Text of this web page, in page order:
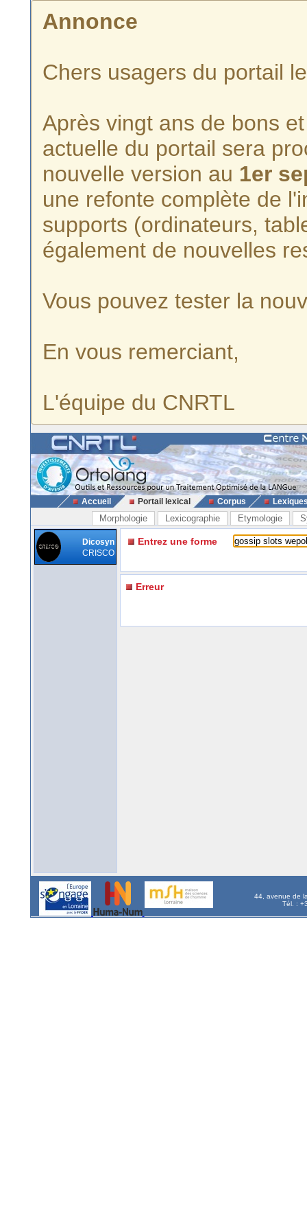
Annonce
Chers usagers du portail
Après vingt ans de bons
actuelle du portail sera
nouvelle version au 1er
une refonte complète de
supports (ordinateurs,
également de nouvelles
Vous pouvez tester la
En vous remerciant,
L'équipe du CNRTL
Accueil Portail lexical Corpus
Morphologie Lexicographie Etymologie
Dicosyn
CRISCO
Entrez une forme
Erreur
44, avenue de
Tél. :